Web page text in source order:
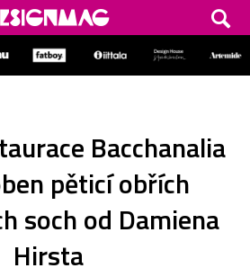
Bacchanalia
pěticí obřích
soch od Damiena
Hirsta